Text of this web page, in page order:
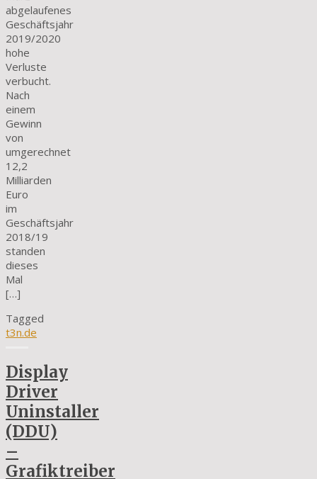
abgelaufenes
Geschäftsjahr
2019/2020
hohe
Verluste
verbucht.
Nach
einem
Gewinn
von
umgerechnet
12,2
Milliarden
Euro
im
Geschäftsjahr
2018/19
standen
dieses
Mal
[…]
Tagged
t3n.de
Display
Driver
Uninstaller
(DDU)
–
Grafiktreiber